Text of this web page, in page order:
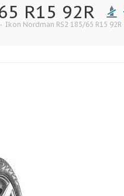
R15 92R
- Ikon Nordman RS2 185/65 R15 92R